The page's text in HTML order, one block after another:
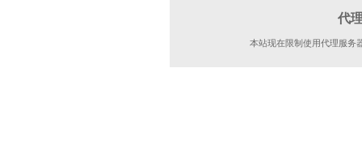
代
本站现在限制使用代理服务